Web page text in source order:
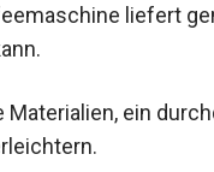
liefert
ein